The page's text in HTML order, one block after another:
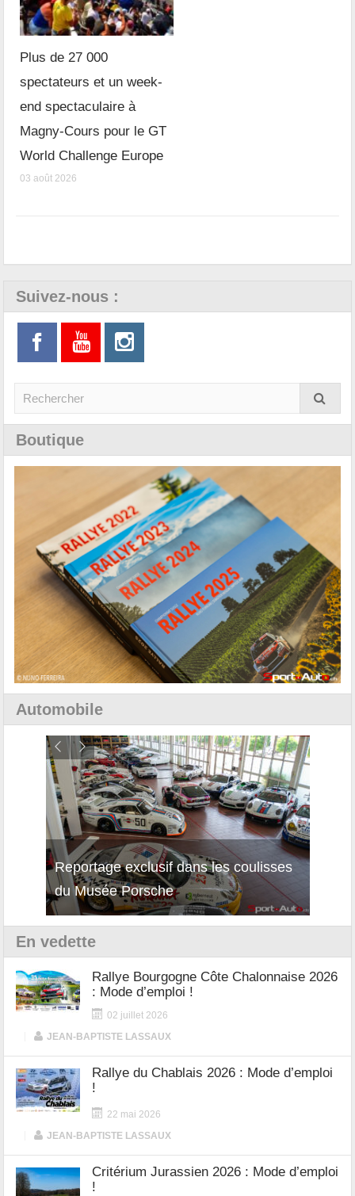
Plus de 27 000
spectateurs et un week-
end spectaculaire à
Magny-Cours pour le GT
World Challenge Europe
03 août 2026
Suivez-nous :
Boutique
Automobile
Reportage exclusif dans les coulisses
du Musée Porsche
En vedette
Rallye Bourgogne Côte Chalonnaise 2026
: Mode d’emploi !
02 juillet 2026
JEAN-BAPTISTE LASSAUX
Rallye du Chablais 2026 : Mode d’emploi
!
22 mai 2026
JEAN-BAPTISTE LASSAUX
Critérium Jurassien 2026 : Mode d’emploi
!